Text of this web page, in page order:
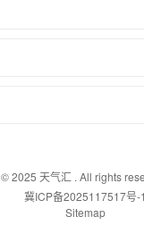
© 2025 天气汇. All rights
冀ICP备2025117517号-1
Sitemap